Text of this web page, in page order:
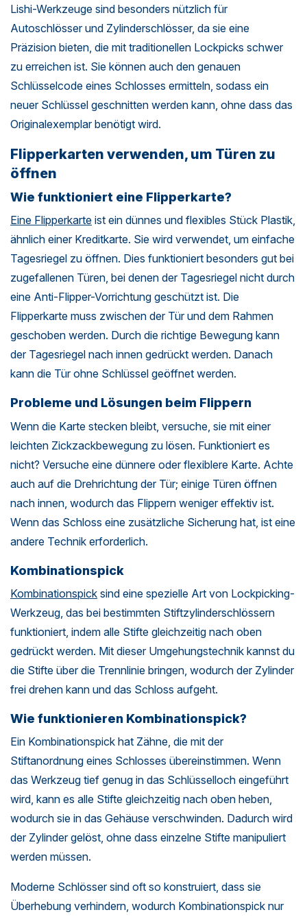
Lishi-Werkzeuge sind besonders nützlich für
Autoschlösser und Zylinderschlösser, da sie eine
Präzision bieten, die mit traditionellen Lockpicks schwer
zu erreichen ist. Sie können auch den genauen
Schlüsselcode eines Schlosses ermitteln, sodass ein
neuer Schlüssel geschnitten werden kann, ohne dass das
Originalexemplar benötigt wird.
Flipperkarten verwenden, um Türen zu
öffnen
Wie funktioniert eine Flipperkarte?
Eine Flipperkarte ist ein dünnes und flexibles Stück Plastik,
ähnlich einer Kreditkarte. Sie wird verwendet, um einfache
Tagesriegel zu öffnen. Dies funktioniert besonders gut bei
zugefallenen Türen, bei denen der Tagesriegel nicht durch
eine Anti-Flipper-Vorrichtung geschützt ist. Die
Flipperkarte muss zwischen der Tür und dem Rahmen
geschoben werden. Durch die richtige Bewegung kann
der Tagesriegel nach innen gedrückt werden. Danach
kann die Tür ohne Schlüssel geöffnet werden.
Probleme und Lösungen beim Flippern
Wenn die Karte stecken bleibt, versuche, sie mit einer
leichten Zickzackbewegung zu lösen. Funktioniert es
nicht? Versuche eine dünnere oder flexiblere Karte. Achte
auch auf die Drehrichtung der Tür; einige Türen öffnen
nach innen, wodurch das Flippern weniger effektiv ist.
Wenn das Schloss eine zusätzliche Sicherung hat, ist eine
andere Technik erforderlich.
Kombinationspick
Kombinationspick sind eine spezielle Art von Lockpicking-
Werkzeug, das bei bestimmten Stiftzylinderschlössern
funktioniert, indem alle Stifte gleichzeitig nach oben
gedrückt werden. Mit dieser Umgehungstechnik kannst du
die Stifte über die Trennlinie bringen, wodurch der Zylinder
frei drehen kann und das Schloss aufgeht.
Wie funktionieren Kombinationspick?
Ein Kombinationspick hat Zähne, die mit der
Stiftanordnung eines Schlosses übereinstimmen. Wenn
das Werkzeug tief genug in das Schlüsselloch eingeführt
wird, kann es alle Stifte gleichzeitig nach oben heben,
wodurch sie in das Gehäuse verschwinden. Dadurch wird
der Zylinder gelöst, ohne dass einzelne Stifte manipuliert
werden müssen.
Moderne Schlösser sind oft so konstruiert, dass sie
Überhebung verhindern, wodurch Kombinationspick nur